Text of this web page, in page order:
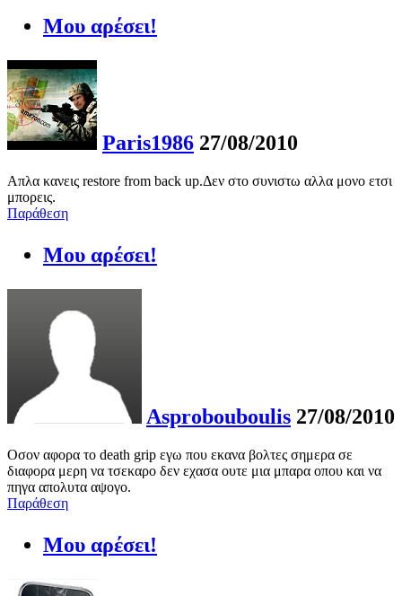
Μου αρέσει!
Paris1986 27/08/2010
Απλα κανεις restore from back up.Δεν στο συνιστω αλλα μονο ετσι
μπορεις.
Παράθεση
Μου αρέσει!
Asprobouboulis 27/08/2010
Οσον αφορα το death grip εγω που εκανα βολτες σημερα σε
διαφορα μερη να τσεκαρο δεν εχασα ουτε μια μπαρα οπου και να
πηγα απολυτα αψογο.
Παράθεση
Μου αρέσει!